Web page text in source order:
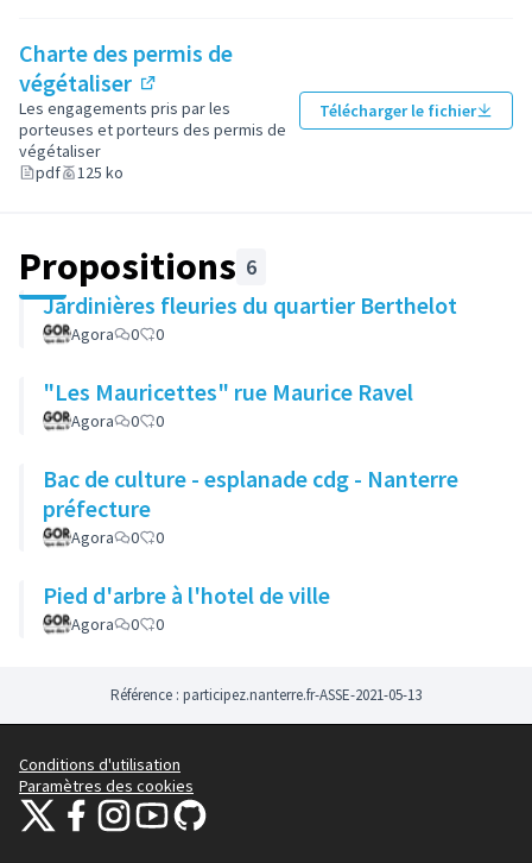
Charte des permis de
végétaliser
(Lien externe)
Les engagements pris par les
porteuses et porteurs des permis de
végétaliser
pdf
125 ko
Télécharger le fichier
Propositions 6
Jardinières fleuries du quartier Berthelot
Agora 0 0
"Les Mauricettes" rue Maurice Ravel
Agora 0 0
Bac de culture - esplanade cdg - Nanterre
préfecture
Agora 0 0
Pied d'arbre à l'hotel de ville
Agora 0 0
Référence : participez.nanterre.fr-ASSE-2021-05-13
Conditions d'utilisation
Paramètres des cookies
participez.nanterre.fr sur X
participez.nanterre.fr sur Facebook
participez.nanterre.fr sur Instagram
participez.nanterre.fr sur YouTube
participez.nanterre.fr sur GitHub